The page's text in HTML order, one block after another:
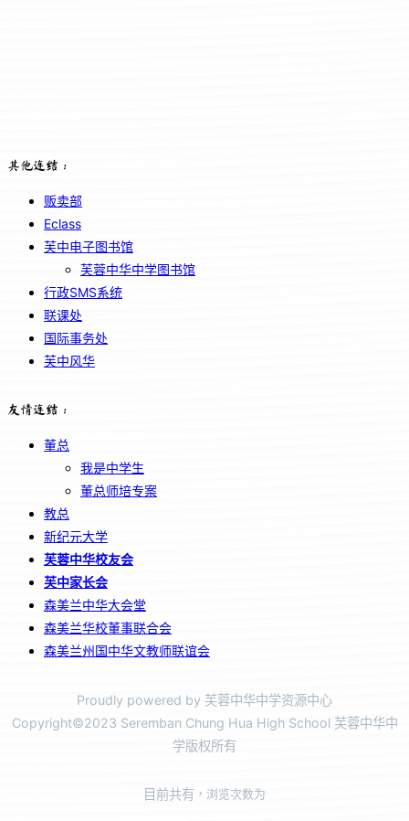
其他连结：
贩卖部
Eclass
芙中电子图书馆
芙蓉中华中学图书馆
行政SMS系统
联课处
国际事务处
芙中风华
友情连结：
董总
我是中学生
董总师培专案
教总
新纪元大学
芙蓉中华校友会
芙中家长会
森美兰中华大会堂
森美兰华校董事联合会
森美兰州国中华文教师联谊会
Proudly powered by 芙蓉中华中学资源中心
Copyright©2023 Seremban Chung Hua High School 芙蓉中华中
学版权所有
目前共有 ，浏览次数为